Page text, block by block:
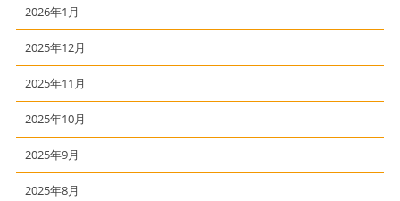
2026年1月
2025年12月
2025年11月
2025年10月
2025年9月
2025年8月